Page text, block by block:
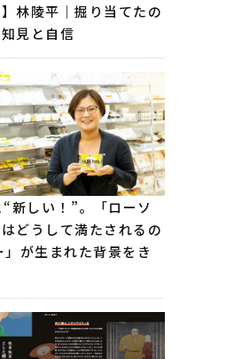
】林陵平｜掘り当てたの
見と自信
新しい！”。「ローソ
どうして満たされるの
が生まれた背景をき